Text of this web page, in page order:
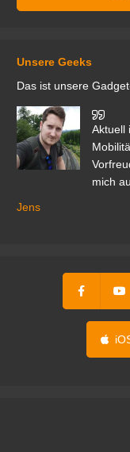
Unsere Geeks
Das ist unsere
Aktuell
mich
Jens